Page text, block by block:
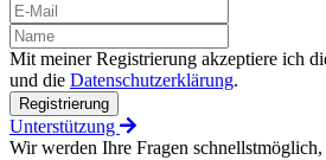
Mit meiner Registrierung akzeptiere ich
und die Datenschutzerklärung.
Registrierung
Unterstützung
Wir werden Ihre Fragen